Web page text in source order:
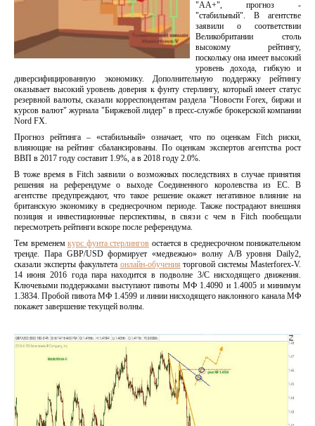
"АА+", прогноз -
"стабильный". В агентстве
заявили о соответствии
Великобритании столь
высокому рейтингу,
поскольку она имеет высокий
уровень дохода, гибкую и
диверсифицированную экономику. Дополнительную поддержку рейтингу
оказывает высокий уровень доверия к фунту стерлингу, который имеет статус
резервной валюты, сказали корреспондентам раздела "Новости Forex, биржи и
курсов валют" журнала "Биржевой лидер" в пресс-службе брокерской компании
Nord FX.
Прогноз рейтинга – «стабильный» означает, что по оценкам Fitch риски,
влияющие на рейтинг сбалансированы. По оценкам экспертов агентства рост
ВВП в 2017 году составит 1.9%, а в 2018 году 2.0%.
В тоже время в Fitch заявили о возможных последствиях в случае принятия
решения на референдуме о выходе Соединенного королевства из ЕС. В
агентстве предупреждают, что такое решение окажет негативное влияние на
британскую экономику в среднесрочном периоде. Также пострадают внешняя
позиция и инвестиционные перспективы, в связи с чем в Fitch пообещали
пересмотреть рейтинги вскоре после референдума.
Тем временем курс фунта стерлингов остается в среднесрочном понижательном
тренде. Пара GBP/USD формирует «медвежью» волну А/В уровня Daily2,
сказали эксперты факультета онлайн-обучения торговой системы Masterforex-V.
14 июня 2016 года пара находится в подволне 3/С нисходящего движения.
Ключевыми поддержками выступают пивоты МФ 1.4090 и 1.4005 и минимум
1.3834. Пробой пивота МФ 1.4599 и линии нисходящего наклонного канала МФ
покажет завершение текущей волны.